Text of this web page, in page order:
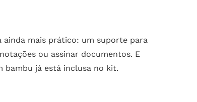
ainda mais prático: um suporte para
ou assinar documentos. E
bambu já está inclusa no kit.